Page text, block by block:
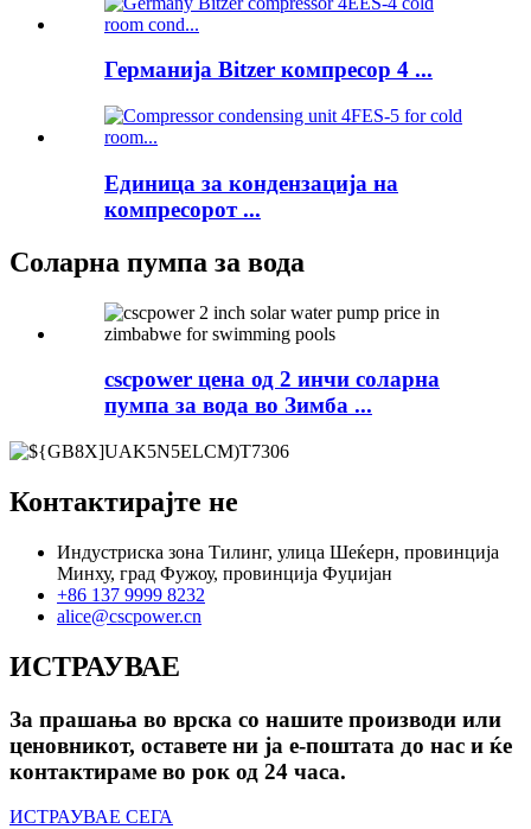
Германија Bitzer компресор 4 ...
Единица за кондензација на
компресорот ...
Соларна пумпа за вода
cscpower цена од 2 инчи соларна
пумпа за вода во Зимба ...
Контактирајте не
Индустриска зона Тилинг, улица Шеќерн, провинција
Минху, град Фужоу, провинција Фуџијан
+86 137 9999 8232
alice@cscpower.cn
ИСТРАУВАЕ
За прашања во врска со нашите производи или
ценовникот, оставете ни ја е-поштата до нас и ќе
контактираме во рок од 24 часа.
ИСТРАУВАЕ СЕГА